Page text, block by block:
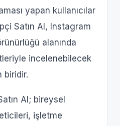
yapan kullanıcılar
Satın Al, Instagram
alanında
incelenebilecek
biridir.
Al; bireysel
işletme